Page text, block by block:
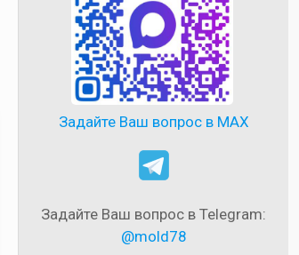
Задайте Ваш вопрос в MAX
Задайте Ваш вопрос в Telegram:
@mold78